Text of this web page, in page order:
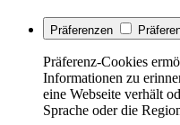
Präferenzen
Präferenz-Cookies
Informationen zu
eine Webseite verhält
Sprache oder die